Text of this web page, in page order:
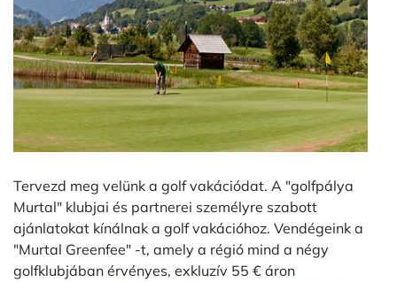
Tervezd meg velünk a golf vakációdat. A "golfpálya
Murtal" klubjai és partnerei személyre szabott
ajánlatokat kínálnak a golf vakációhoz. Vendégeink a
"Murtal Greenfee" -t, amely a régió mind a négy
golfklubjában érvényes, exkluzív 55 € áron